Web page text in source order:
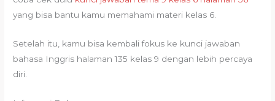
yang bisa bantu kamu memahami materi kelas 6.
Setelah itu, kamu bisa kembali fokus ke kunci jawaban
bahasa Inggris halaman 135 kelas 9 dengan lebih percaya
diri.